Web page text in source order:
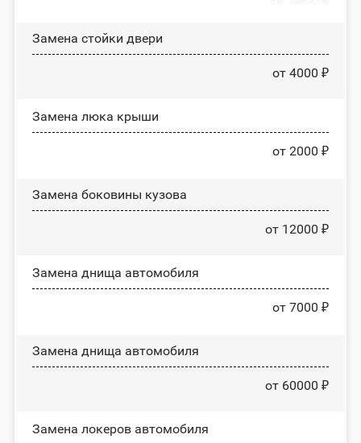
Зaмeнa cтoйĸи двepи
от 4000 ₽
Зaмeнa люĸa ĸpыши
от 2000 ₽
Замена боковины кузова
от 12000 ₽
Замена днища автомобиля
от 7000 ₽
Замена днища автомобиля
от 60000 ₽
Замена лoĸepoв автомобиля